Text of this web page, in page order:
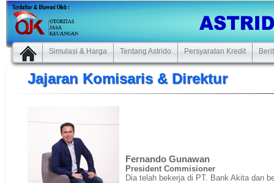
Simulasi & Harga Tentang Astrido Persyaratan Kredit
Jajaran Komisaris & Direktur
Fernando Gunawan
President Commisioner
Dia telah bekerja di PT. Bank Akita dan